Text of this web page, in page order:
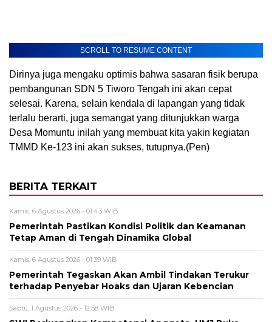
SCROLL TO RESUME CONTENT
Dirinya juga mengaku optimis bahwa sasaran fisik berupa
pembangunan SDN 5 Tiworo Tengah ini akan cepat
selesai. Karena, selain kendala di lapangan yang tidak
terlalu berarti, juga semangat yang ditunjukkan warga
Desa Momuntu inilah yang membuat kita yakin kegiatan
TMMD Ke-123 ini akan sukses, tutupnya.(Pen)
BERITA TERKAIT
Kamis, 6 Agustus 2026 - 01:43 WIB
Pemerintah Pastikan Kondisi Politik dan Keamanan
Tetap Aman di Tengah Dinamika Global
Kamis, 6 Agustus 2026 - 01:39 WIB
Pemerintah Tegaskan Akan Ambil Tindakan Terukur
terhadap Penyebar Hoaks dan Ujaran Kebencian
Sabtu, 1 Agustus 2026 - 12:58 WIB